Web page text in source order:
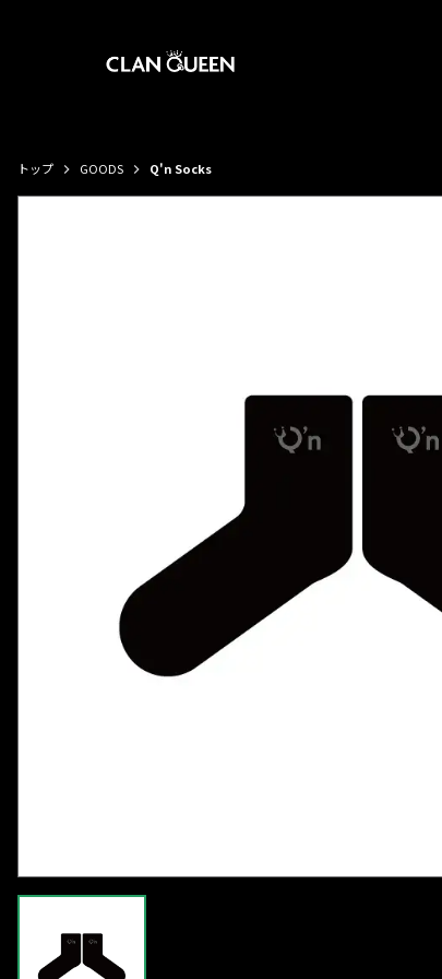
トップ GOODS Q'n Socks